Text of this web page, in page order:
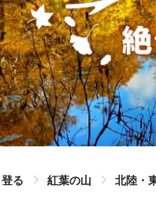
登る 紅葉の山 北陸・